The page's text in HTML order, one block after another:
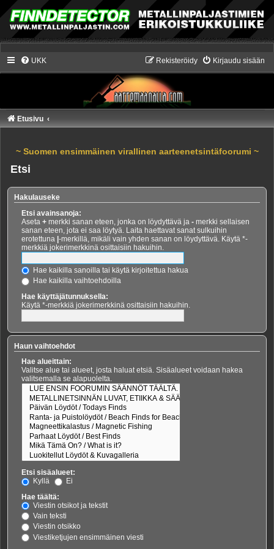
UKK Kirjaudu sisään
Rekisteröidy
Etusivu
~ Suomen ensimmäinen virallinen aarteenetsintäfoorumi ~
Etsi
Hakulauseke
Etsi avainsanoja:
Aseta + merkki sanan eteen, jonka on löydyttävä ja - merkki sellaisen
sanan eteen, jota ei saa löytyä. Laita haettavat sanat sulkuihin
erotettuna -merkillä, mikäli vain yhden sanan on löydyttävä. Käytä *-
merkkiä jokerimerkkinä osittaisiin hakuihin.
Hae kaikilla sanoilla tai käytä kirjoitettua hakua
Hae kaikilla vaihtoehdoilla
Hae käyttäjätunnuksella:
Käytä *-merkkiä jokerimerkkinä osittaisiin hakuihin.
Haun vaihtoehdot
Hae alueittain:
Valitse alue tai alueet, josta haluat etsiä. Sisäalueet voidaan hakea
valitsemalla se alapuolelta.
Etsi sisäalueet:
Kyllä
Ei
Hae täältä:
Viestin otsikot ja tekstit
Vain teksti
Viestin otsikko
Viestiketjujen ensimmäinen viesti